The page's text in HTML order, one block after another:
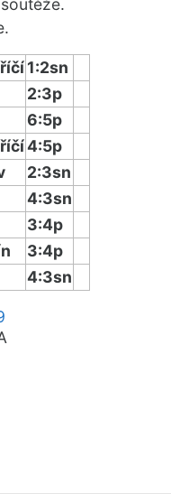
1:2sn
2:3p
6:5p
4:5p
2:3sn
4:3sn
3:4p
3:4p
4:3sn